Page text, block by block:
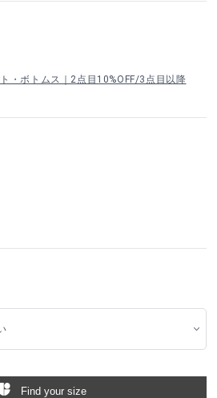
・ボトムス｜2点目10%OFF/3点目以降
Find your size